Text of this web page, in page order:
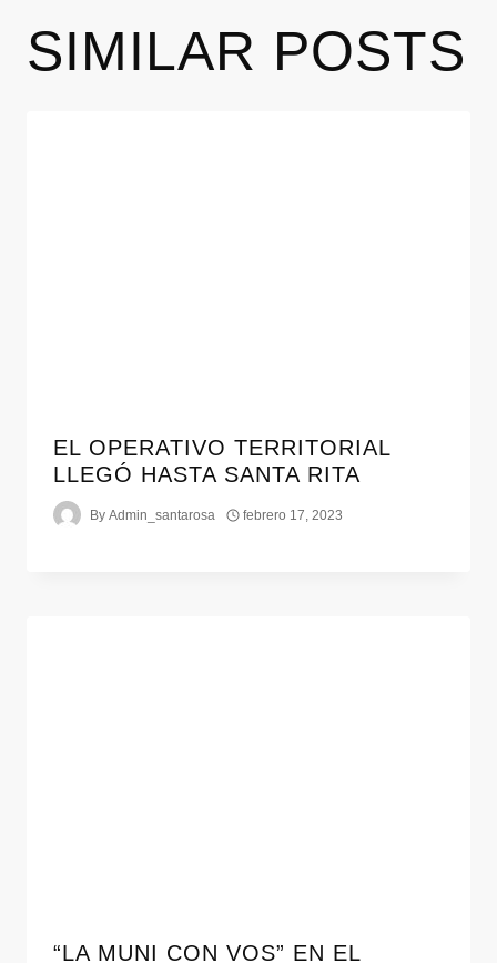
SIMILAR POSTS
EL OPERATIVO TERRITORIAL
LLEGÓ HASTA SANTA RITA
By Admin_santarosa febrero 17, 2023
“LA MUNI CON VOS” EN EL